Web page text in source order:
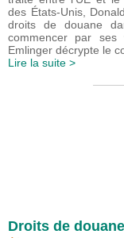
des États-Unis,
droits de douane
commencer par ses
Emlinger décrypte le
Lire la suite >
Droits de